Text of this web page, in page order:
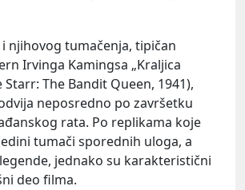
njihovog tumačenja, tipičan
Irvinga Kamingsa „Kraljica
Starr: The Bandit Queen, 1941),
neposredno po završetku
rata. Po replikama koje
tumači sporednih uloga, a
jednako su karakteristični
deo filma.